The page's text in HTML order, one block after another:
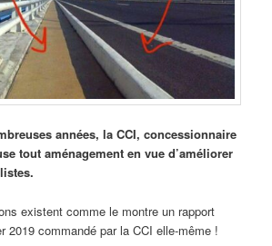
années, la CCI, concessionnaire
tout aménagement en vue d’améliorer
existent comme le montre un rapport
2019 commandé par la CCI elle-même !